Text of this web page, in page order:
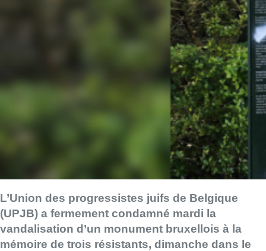
L’Union des progressistes juifs de Belgique
(UPJB) a fermement condamné mardi la
vandalisation d’un monument bruxellois à la
mémoire de trois résistants, dimanche dans le